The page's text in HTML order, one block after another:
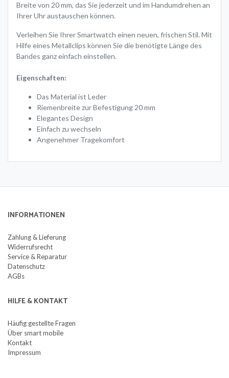
Breite von 20 mm, das Sie jederzeit und im Handumdrehen an
Ihrer Uhr austauschen können.
Verleihen Sie Ihrer Smartwatch einen neuen, frischen Stil. Mit
Hilfe eines Metallclips können Sie die benötigte Länge des
Bandes ganz einfach einstellen.
Eigenschaften:
Das Material ist Leder
Riemenbreite zur Befestigung 20 mm
Elegantes Design
Einfach zu wechseln
Angenehmer Tragekomfort
INFORMATIONEN
Zahlung & Lieferung
Widerrufsrecht
Service & Reparatur
Datenschutz
AGBs
HILFE & KONTAKT
Häufig gestellte Fragen
Über smart mobile
Kontakt
Impressum